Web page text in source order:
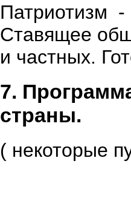
Патриотизм -
Ставящее
и частных.
7.
страны.
( некоторые